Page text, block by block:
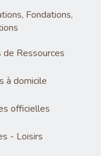
Fondations,
de Ressources
à domicile
officielles
- Loisirs